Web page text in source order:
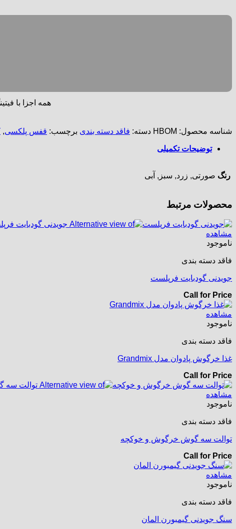
همه اجزا با
شناسه محصول: HBOM دسته: فاقد دسته بندی برچسب: قفس پلکسی,
توضیحات تکمیلی
رنگ صورتی, زرد, سبز, آبی
محصولات مرتبط
مشاهده
ناموجود
فاقد دسته بندی
جویدنی گودبایت فرپلست
Call for Price
مشاهده
ناموجود
فاقد دسته بندی
غذا خرگوش پادوان مدل Grandmix
Call for Price
مشاهده
ناموجود
فاقد دسته بندی
توالت سه گوش خرگوش و خوکچه
Call for Price
مشاهده
ناموجود
فاقد دسته بندی
سنگ جویدنی گیمبورن المان